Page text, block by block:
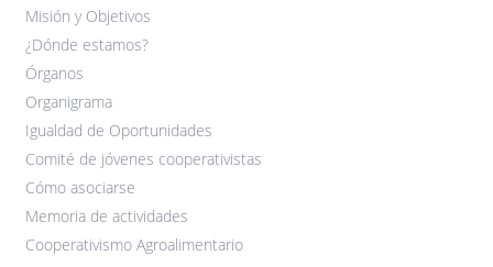
Misión y Objetivos
¿Dónde estamos?
Órganos
Organigrama
Igualdad de Oportunidades
Comité de jóvenes cooperativistas
Cómo asociarse
Memoria de actividades
Cooperativismo Agroalimentario